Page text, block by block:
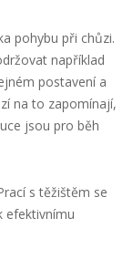
pohybu při chůzi.
například
postavení a
na to zapomínají,
jsou pro běh
s těžištěm se
efektivnímu